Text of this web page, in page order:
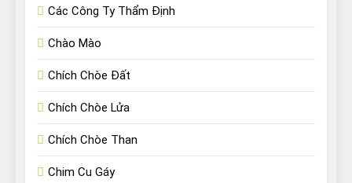
Các Công Ty Thẩm Định
Chào Mào
Chích Chòe Đất
Chích Chòe Lửa
Chích Chòe Than
Chim Cu Gáy